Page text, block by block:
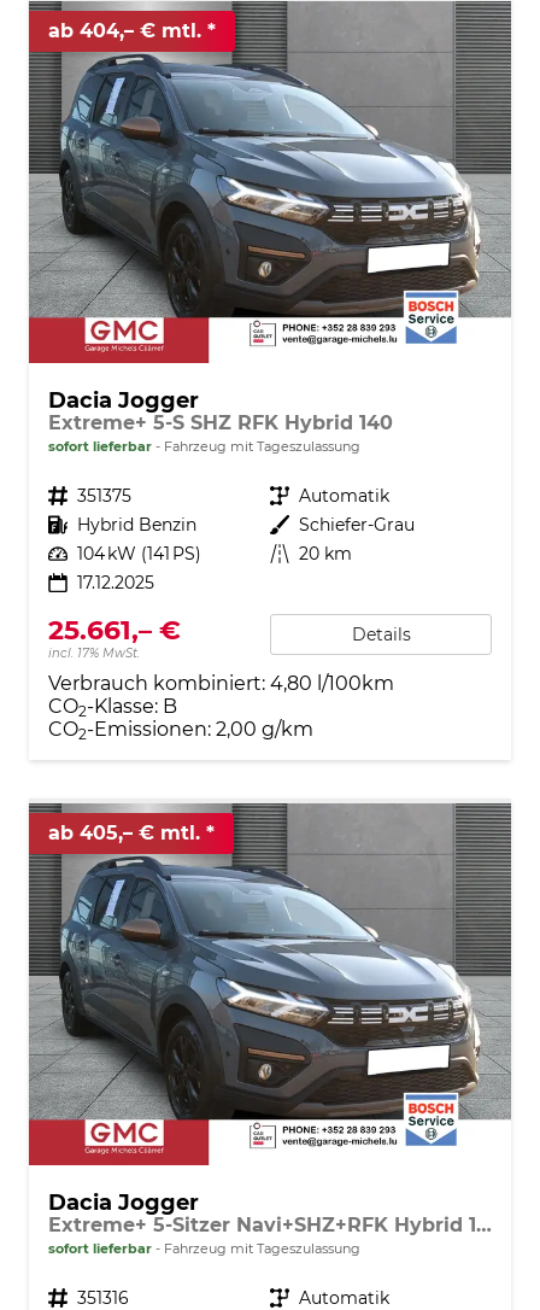
ab 404,– € mtl.
Dacia Jogger
Extreme+ 5-S SHZ RFK Hybrid 140
sofort lieferbar Fahrzeug mit Tageszulassung
Fahrzeugnr. 351375 Getriebe Automatik
Kraftstoff Hybrid Benzin Außenfarbe Schiefer-Grau
Leistung 104 kW (141 PS) Kilometerstand 20 km
17.12.2025
25.661,– €
incl. 17% MwSt.
Details
Verbrauch kombiniert: 4,80 l/100km
CO2-Klasse: B
CO2-Emissionen: 2,00 g/km
ab 405,– € mtl.
Dacia Jogger
Extreme+ 5-Sitzer Navi+SHZ+RFK Hybrid 140
sofort lieferbar Fahrzeug mit Tageszulassung
Fahrzeugnr. 351316 Getriebe Automatik